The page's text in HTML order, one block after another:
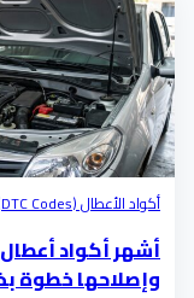
أكواد الأعطال (DTC Codes)
أشهر أكواد
وإصلاحها خطوة